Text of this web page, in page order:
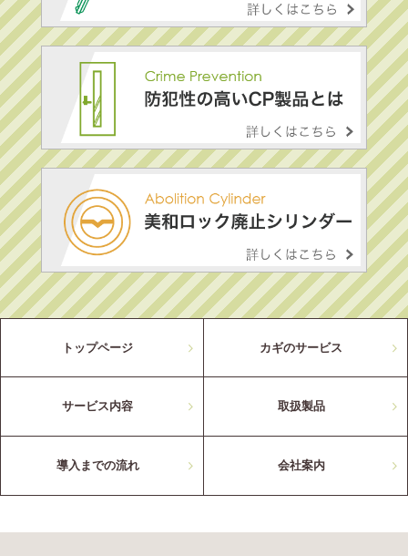
トップページ カギのサービス
サービス内容 取扱製品
導入までの流れ 会社案内